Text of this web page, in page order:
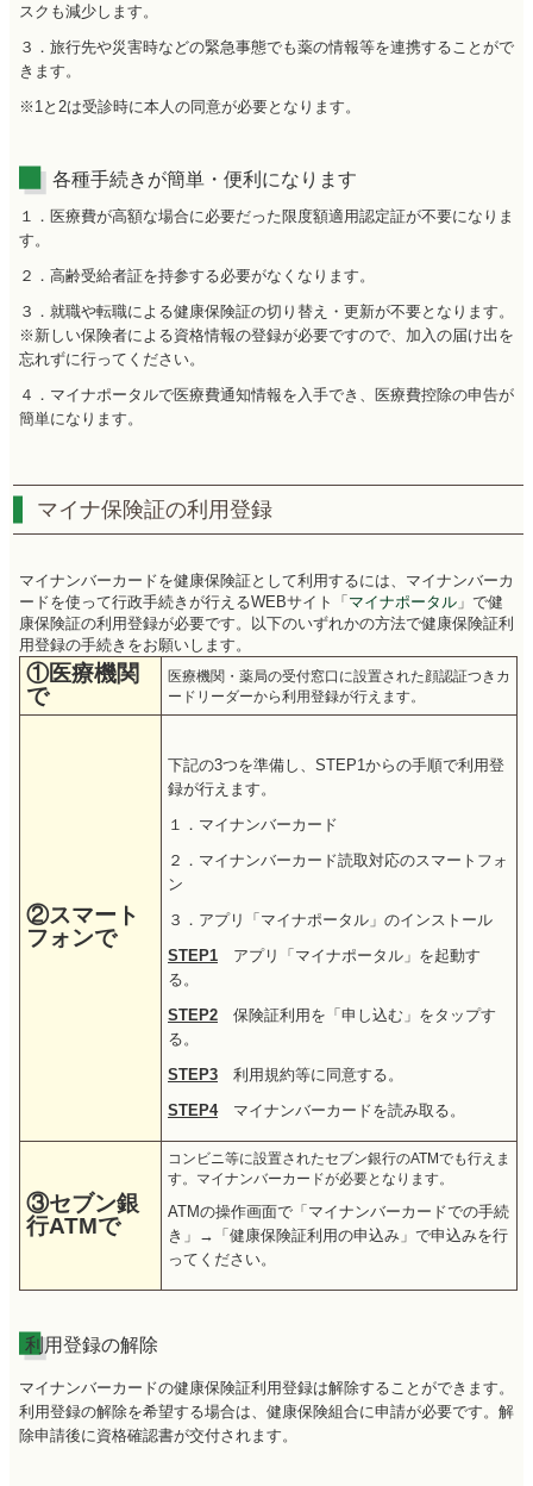
スクも減少します。
３．旅行先や災害時などの緊急事態でも薬の情報等を連携することがで
きます。
※1と2は受診時に本人の同意が必要となります。
各種手続きが簡単・便利になります
１．医療費が高額な場合に必要だった限度額適用認定証が不要になりま
す。
２．高齢受給者証を持参する必要がなくなります。
３．就職や転職による健康保険証の切り替え・更新が不要となります。
※新しい保険者による資格情報の登録が必要ですので、加入の届け出を
忘れずに行ってください。
４．マイナポータルで医療費通知情報を入手でき、医療費控除の申告が
簡単になります。
マイナ保険証の利用登録
マイナンバーカードを健康保険証として利用するには、マイナンバーカ
ードを使って行政手続きが行えるWEBサイト「 マイナポータル 」で健
康保険証の利用登録が必要です。以下のいずれかの方法で健康保険証利
用登録の手続きをお願いします。
①医療機関
で
医療機関・薬局の受付窓口に設置された顔認証つきカ
ードリーダーから利用登録が行えます。
②スマート
フォンで
下記の3つを準備し、STEP1からの手順で利用登
録が行えます。
１．マイナンバーカード
２．マイナンバーカード読取対応のスマートフォ
ン
３．アプリ「マイナポータル」のインストール
STEP1 アプリ「マイナポータル」を起動す
る。
STEP2 保険証利用を「申し込む」をタップす
る。
STEP3 利用規約等に同意する。
STEP4マイナンバーカードを読み取る。
③セブン銀
行ATMで
コンビニ等に設置されたセブン銀行のATMでも行えま
す。マイナンバーカードが必要となります。
ATMの操作画面で「マイナンバーカードでの手続
き」→「健康保険証利用の申込み」で申込みを行
ってください。
利用登録の解除
マイナンバーカードの健康保険証利用登録は解除することができます。
利用登録の解除を希望する場合は、健康保険組合に申請が必要です。解
除申請後に資格確認書が交付されます。